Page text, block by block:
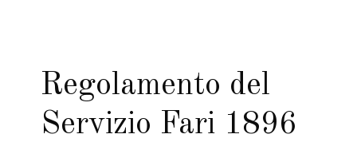
Regolamento del
Servizio Fari 1896